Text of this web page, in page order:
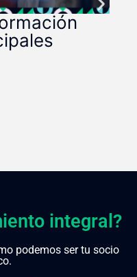
integral?
podemos ser tu socio